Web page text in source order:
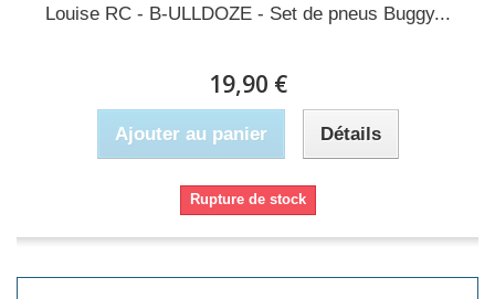
Louise RC - B-ULLDOZE - Set de pneus Buggy...
19,90 €
Ajouter au panier Détails
Rupture de stock